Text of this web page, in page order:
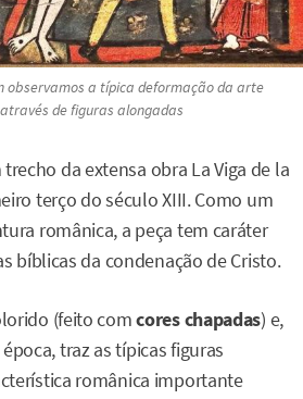
observamos a típica deformação da arte
de figuras alongadas
da extensa obra La Viga de la
terço do século XIII. Como um
românica, a peça tem caráter
bíblicas da condenação de Cristo.
(feito comcores chapadas) e,
traz as típicas figuras
românica importante